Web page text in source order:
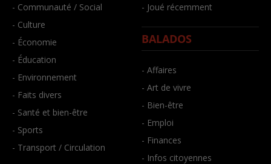
- Communauté / Social
- Culture
- Économie
- Éducation
- Environnement
- Faits divers
- Santé et bien-être
- Sports
- Transport / Circulation
- Joué récemment
BALADOS
- Affaires
- Art de vivre
- Bien-être
- Emploi
- Finances
- Infos citoyennes